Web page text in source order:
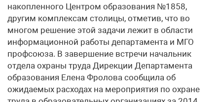
накопленного Центром образования №1858,
другим комплексам столицы, отметив, что во
многом решение этой задачи лежит в области
информационной работы департамента и МГО
профсоюза. В завершение встречи начальник
отдела охраны труда Дирекции Департамента
образования Елена Фролова сообщила об
ожидаемых расходах на мероприятия по охране